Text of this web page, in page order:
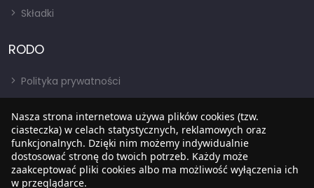
Składki
RODO
Polityka prywatności
RODO
BIP
Nasza strona internetowa używa plików cookies (tzw.
ciasteczka) w celach statystycznych, reklamowych oraz
funkcjonalnych. Dzięki nim możemy indywidualnie
dostosować stronę do twoich potrzeb. Każdy może
zaakceptować pliki cookies albo ma możliwość wyłączenia ich
w przeglądarce.